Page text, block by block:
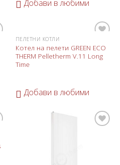
Добави в любими
в
любими
ПЕЛЕТНИ КОТЛИ
Котел на пелети GREEN ECO
THERM Pelletherm V.11 Long
Time
Добави в любими